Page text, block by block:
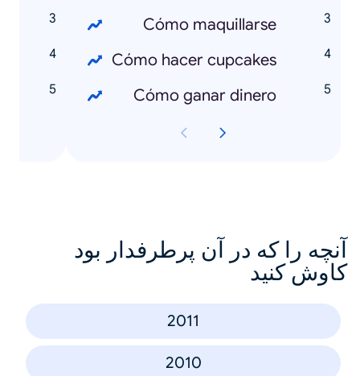
Cómo maquillarse
Cómo hacer cupcakes
Cómo ganar dinero
آنچه را که در آن پرطرفدار بود
کاوش کنید
2011
2010